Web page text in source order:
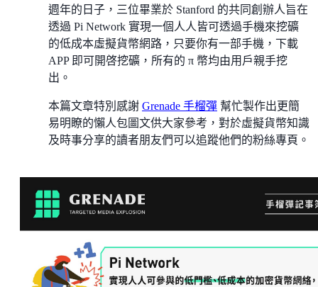
週年的日子，三位畢業於 Stanford 的共同創辦人旨在
透過 Pi Network 實現一個人人皆可透過手機來挖礦
的低成本虛擬貨幣網路，只要你有一部手機，下載
APP 即可開啓挖礦，所有的 π 幣均由用戶親手挖
出。
本篇文章特別感謝 Grenade 手榴彈 幫忙製作出更簡
易明瞭的懶人包圖文供大家參考，對於虛擬貨幣知識
及時事分享的讀者朋友們可以追蹤他們的粉絲專頁。